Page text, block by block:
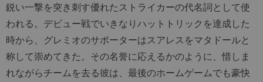
鋭い一撃を突き刺す優れたストライカーの代名詞として使
われる。デビュー戦でいきなりハットトリックを達成した
時から、グレミオのサポーターはスアレスをマタドールと
称して崇めてきた。その名誉に応えるかのように、惜しま
れながらチームを去る彼は、最後のホームゲームでも豪快